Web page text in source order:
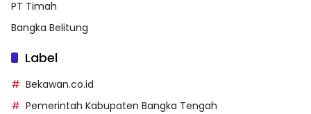
PT Timah
Bangka Belitung
Label
Bekawan.co.id
Pemerintah Kabupaten Bangka Tengah